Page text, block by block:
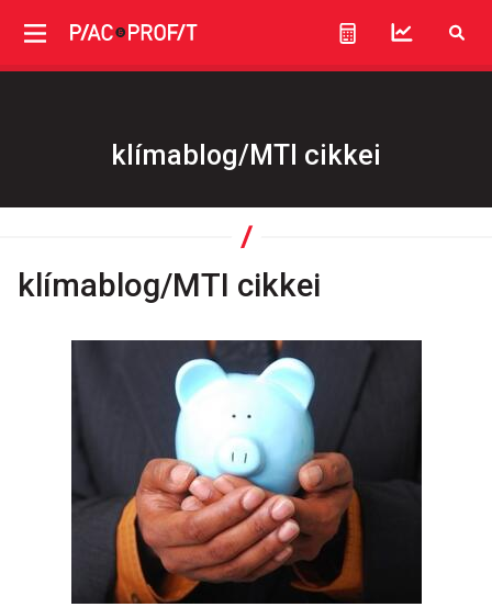
klímablog/MTI cikkei
klímablog/MTI cikkei